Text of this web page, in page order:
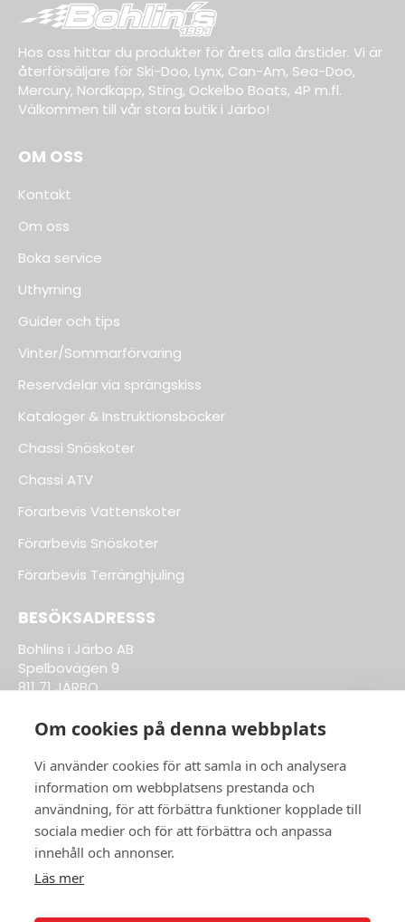
Om cookies på denna webbplats
Vi använder cookies för att samla in och analysera
information om webbplatsens prestanda och
användning, för att förbättra funktioner kopplade till
sociala medier och för att förbättra och anpassa
innehåll och annonser.
Läs mer
Hos oss hittar du produkter för årets alla årstider. Vi är
återförsäljare för Ski-Doo, Lynx, Can-Am, Sea-Doo,
Mercury, Nordkapp, Sting, Ockelbo Boats, 4P m.fl.
Välkommen till vår stora butik i Järbo!
OM OSS
Kontakt
Om oss
Boka service
Uthyrning
Guider och tips
Vinter/Sommarförvaring
Reservdelar via sprängskiss
Kataloger & Instruktionsböcker
Chassi Snöskoter
Chassi ATV
Förarbevis Vattenskoter
Förarbevis Snöskoter
Förarbevis Terränghjuling
BESÖKSADRESSS
Bohlins i Järbo AB
Spelbovägen 9
811 71 JÄRBO
ÖPPETTIDER BUTIK:
Vardagar 8-17
ÖPPETTIDER VERKSTAD: